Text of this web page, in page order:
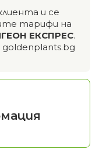
и се
тарифи на
ЕКСПРЕС.
goldenplants.bg